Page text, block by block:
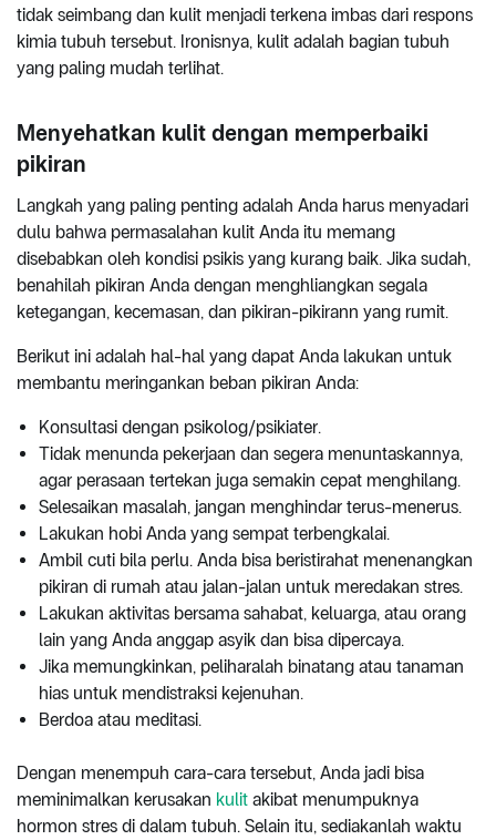
tidak seimbang dan kulit menjadi terkena imbas dari respons
kimia tubuh tersebut. Ironisnya, kulit adalah bagian tubuh
yang paling mudah terlihat.
Menyehatkan kulit dengan memperbaiki
pikiran
Langkah yang paling penting adalah Anda harus menyadari
dulu bahwa permasalahan kulit Anda itu memang
disebabkan oleh kondisi psikis yang kurang baik. Jika sudah,
benahilah pikiran Anda dengan menghliangkan segala
ketegangan, kecemasan, dan pikiran-pikirann yang rumit.
Berikut ini adalah hal-hal yang dapat Anda lakukan untuk
membantu meringankan beban pikiran Anda:
Konsultasi dengan psikolog/psikiater.
Tidak menunda pekerjaan dan segera menuntaskannya,
agar perasaan tertekan juga semakin cepat menghilang.
Selesaikan masalah, jangan menghindar terus-menerus.
Lakukan hobi Anda yang sempat terbengkalai.
Ambil cuti bila perlu. Anda bisa beristirahat menenangkan
pikiran di rumah atau jalan-jalan untuk meredakan stres.
Lakukan aktivitas bersama sahabat, keluarga, atau orang
lain yang Anda anggap asyik dan bisa dipercaya.
Jika memungkinkan, peliharalah binatang atau tanaman
hias untuk mendistraksi kejenuhan.
Berdoa atau meditasi.
Dengan menempuh cara-cara tersebut, Anda jadi bisa
meminimalkan kerusakan kulit akibat menumpuknya
hormon stres di dalam tubuh. Selain itu, sediakanlah waktu